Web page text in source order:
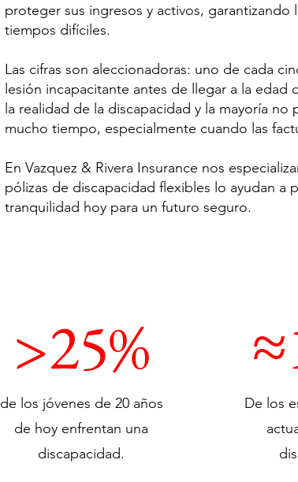
proteger sus ingresos y activos,
tiempos difíciles.
Las cifras son aleccionadoras: uno de cada
lesión incapacitante antes de llegar a la
la realidad de la discapacidad y la mayoría
mucho tiempo, especialmente cuando las
En Vazquez & Rivera Insurance nos
pólizas de discapacidad flexibles lo ayudan a
tranquilidad hoy para un futuro seguro.
>25%
de los jóvenes de 20 años
de hoy enfrentan una
discapacidad.
De los